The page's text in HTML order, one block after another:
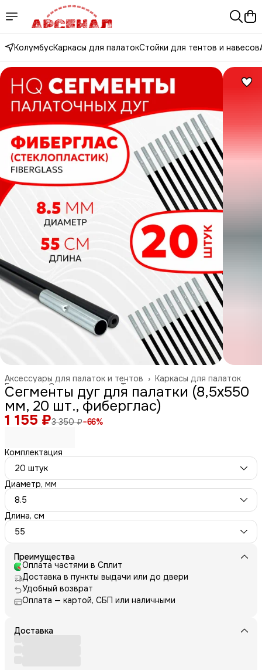
КолумбусКаркасы для палатокСтойки для тентов и навесов
Каркасы для палаток
Аксессуары для палаток и тентов ›
Туризм и отдых на природе ›
Спорт и отдых ›
Главная ›
Сегменты дуг для палатки (8,5х550
мм, 20 шт., фиберглас)
1 155 ₽3 350 ₽−66%
Комплектация
20 штук
Диаметр, мм
8.5
Длина, см
55
Преимущества
Оплата частями в Сплит
Доставка в пункты выдачи или до двери
Удобный возврат
Оплата — картой, СБП или наличными
Доставка